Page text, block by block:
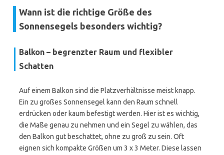
Wann ist die richtige Größe des
Sonnensegels besonders wichtig?
Balkon – begrenzter Raum und flexibler
Schatten
Auf einem Balkon sind die Platzverhältnisse meist knapp.
Ein zu großes Sonnensegel kann den Raum schnell
erdrücken oder kaum befestigt werden. Hier ist es wichtig,
die Maße genau zu nehmen und ein Segel zu wählen, das
den Balkon gut beschattet, ohne zu groß zu sein. Oft
eignen sich kompakte Größen um 3 x 3 Meter. Diese lassen